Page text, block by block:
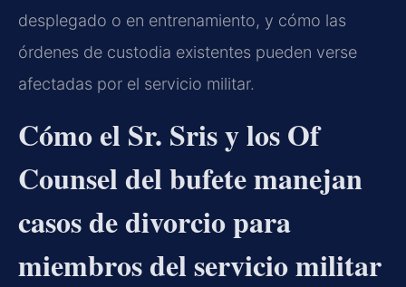
desplegado o en entrenamiento, y cómo las
órdenes de custodia existentes pueden verse
afectadas por el servicio militar.
Cómo el Sr. Sris y los Of
Counsel del bufete manejan
casos de divorcio para
miembros del servicio militar